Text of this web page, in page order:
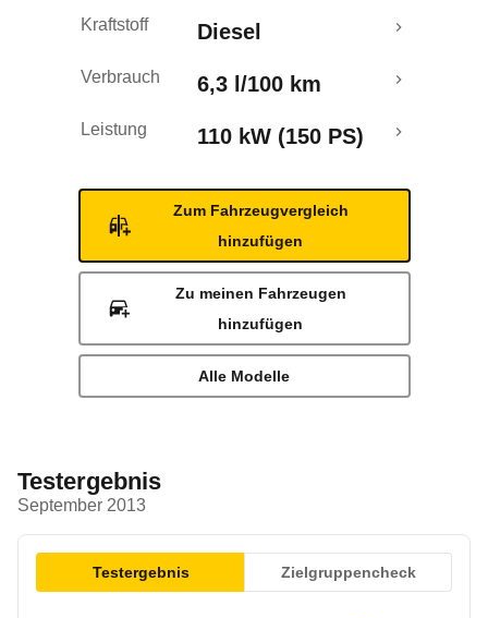
Kraftstoff Diesel
Verbrauch 6,3 l/100 km
Leistung 110 kW (150 PS)
Zum Fahrzeugvergleich
hinzufügen
Zu meinen Fahrzeugen
hinzufügen
Alle Modelle
Testergebnis
September 2013
Testergebnis Zielgruppencheck